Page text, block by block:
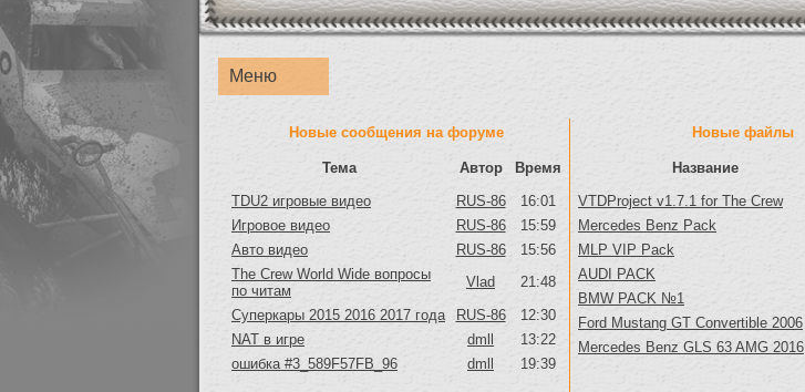
Меню
Новые сообщения на форуме
Тема Автор
Время
TDU2 игровые видео
RUS-86
16:01
Игровое видео
RUS-86
15:59
Авто видео
RUS-86
15:56
The Crew World Wide вопросы
по читам
Vlad
21:48
Суперкары 2015 2016 2017 года
RUS-86
12:30
NAT в игре
dmll
13:22
ошибка #3_589F57FB_96
dmll 19:39
Новые файлы
Название
VTDProject v1.7.1 for The Crew
Mercedes Benz Pack
MLP VIP Pack
AUDI PACK
BMW PACK №1
Ford Mustang GT Convertible 2006
Mercedes Benz GLS 63 AMG 2016